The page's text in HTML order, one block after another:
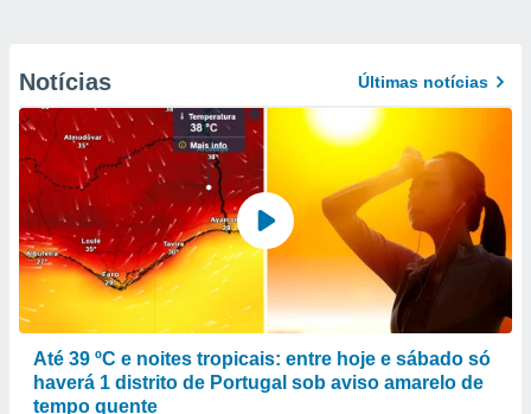
Notícias Últimas notícias
Até 39 ºC e noites tropicais: entre hoje e sábado só
haverá 1 distrito de Portugal sob aviso amarelo de
tempo quente